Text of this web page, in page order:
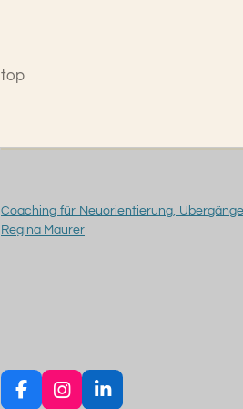
top
Coaching für Neuorientierung,
Regina Maurer
F
I
L